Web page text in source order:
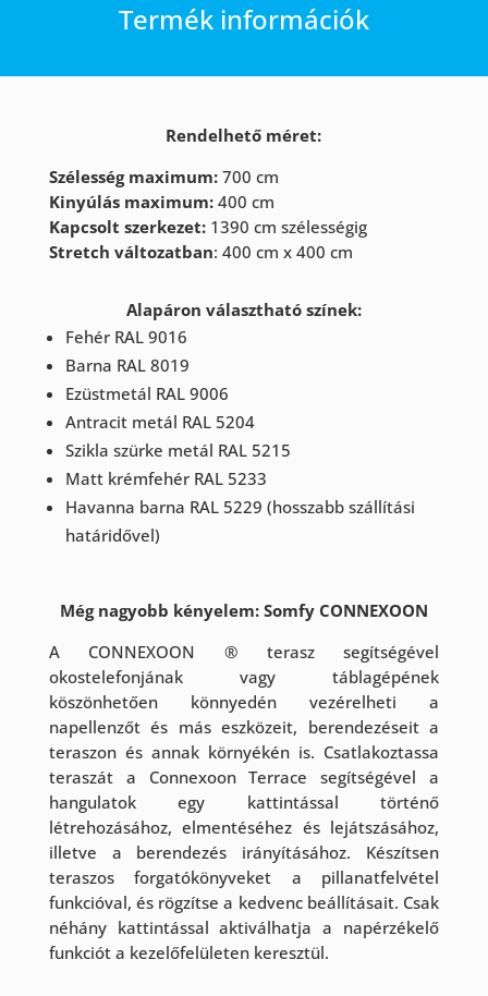
Termék információk
Rendelhető méret:
Szélesség maximum:700 cm
Kinyúlás maximum:400 cm
Kapcsolt szerkezet:1390 cm szélességig
Stretch változatban: 400 cm x 400 cm
Alapáron választható színek:
Fehér RAL 9016
Barna RAL 8019
Ezüstmetál RAL 9006
Antracit metál RAL 5204
Szikla szürke metál RAL 5215
Matt krémfehér RAL 5233
Havanna barna RAL 5229 (hosszabb szállítási
határidővel)
Még nagyobb kényelem: Somfy CONNEXOON
A CONNEXOON ® terasz segítségével
okostelefonjának vagy táblagépének
köszönhetően könnyedén vezérelheti a
napellenzőt és más eszközeit, berendezéseit a
teraszon és annak környékén is. Csatlakoztassa
teraszát a Connexoon Terrace segítségével a
hangulatok egy kattintással történő
létrehozásához, elmentéséhez és lejátszásához,
illetve a berendezés irányításához. Készítsen
teraszos forgatókönyveket a pillanatfelvétel
funkcióval, és rögzítse a kedvenc beállításait. Csak
néhány kattintással aktiválhatja a napérzékelő
funkciót a kezelőfelületen keresztül.